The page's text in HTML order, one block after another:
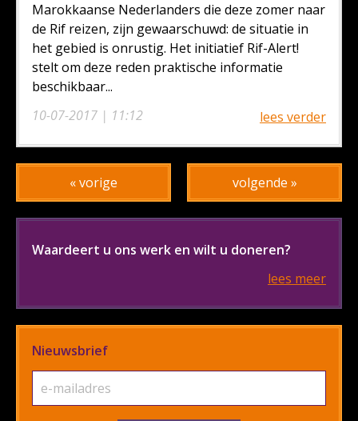
10-07-2017 | 11:12
Marokkaanse Nederlanders die deze zomer naar
de Rif reizen, zijn gewaarschuwd: de situatie in
het gebied is onrustig. Het initiatief Rif-Alert!
stelt om deze reden praktische informatie
beschikbaar...
lees verder
« vorige volgende »
Waardeert u ons werk en wilt u doneren?
lees meer
Nieuwsbrief